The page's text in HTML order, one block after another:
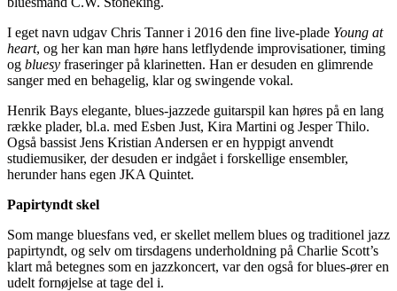
I eget navn udgav Chris Tanner i 2016 den fine live-plade Young at
heart, og her kan man høre hans letflydende improvisationer, timing
og bluesy fraseringer på klarinetten. Han er desuden en glimrende
sanger med en behagelig, klar og swingende vokal.
Henrik Bays elegante, blues-jazzede guitarspil kan høres på en lang
række plader, bl.a. med Esben Just, Kira Martini og Jesper Thilo.
Også bassist Jens Kristian Andersen er en hyppigt anvendt
studiemusiker, der desuden er indgået i forskellige ensembler,
herunder hans egen JKA Quintet.
Papirtyndt skel
Som mange bluesfans ved, er skellet mellem blues og traditionel jazz
papirtyndt, og selv om tirsdagens underholdning på Charlie Scott’s
klart må betegnes som en jazzkoncert, var den også for blues-ører en
udelt fornøjelse at tage del i.